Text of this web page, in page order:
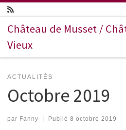
Passer au contenu
Château de Musset /
Vieux
ACTUALITÉS
Octobre 2019
par Fanny | Publié 8 octobre 2019